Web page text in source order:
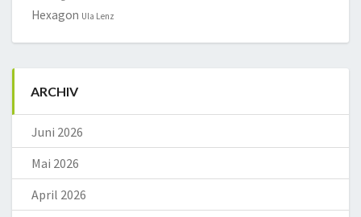
Hexagon Ula Lenz
ARCHIV
Juni 2026
Mai 2026
April 2026